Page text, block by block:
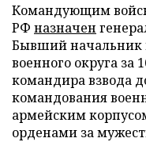
Командующим
РФ назначен
Бывший начальник
военного округа за
командира взвода
командования
армейским
орденами за